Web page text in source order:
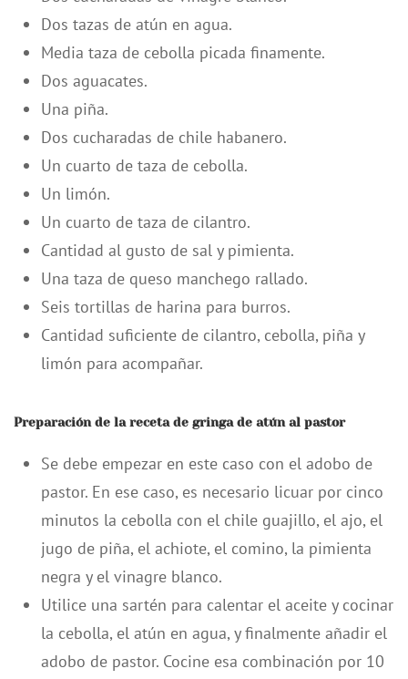
Dos tazas de atún en agua.
Media taza de cebolla picada finamente.
Dos aguacates.
Una piña.
Dos cucharadas de chile habanero.
Un cuarto de taza de cebolla.
Un limón.
Un cuarto de taza de cilantro.
Cantidad al gusto de sal y pimienta.
Una taza de queso manchego rallado.
Seis tortillas de harina para burros.
Cantidad suficiente de cilantro, cebolla, piña y
limón para acompañar.
Preparación de la receta de gringa de atún al pastor
Se debe empezar en este caso con el adobo de
pastor. En ese caso, es necesario licuar por cinco
minutos la cebolla con el chile guajillo, el ajo, el
jugo de piña, el achiote, el comino, la pimienta
negra y el vinagre blanco.
Utilice una sartén para calentar el aceite y cocinar
la cebolla, el atún en agua, y finalmente añadir el
adobo de pastor. Cocine esa combinación por 10